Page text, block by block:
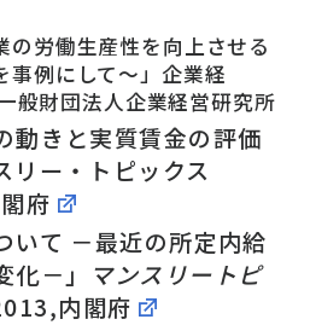
の労働生産性を向上させる
事例にして〜」企業経
般財団法人企業経営研究所
動きと実質賃金の評価
リー・トピックス
府
いて －最近の所定内給
－」
マンスリートピ
内閣府